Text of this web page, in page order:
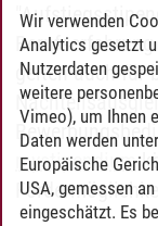
gelten auch für
mystipendium
Wir verwenden
Analytics gesetzt
Nutzerdaten
weitere
Vimeo), um Ihnen
Daten werden
Europäische
USA, gemessen
eingeschätzt. Es